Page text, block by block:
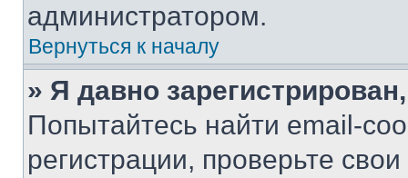
администратором.
Вернуться к началу
» Я давно
Попытайтесь найти email-
регистрации, проверьте